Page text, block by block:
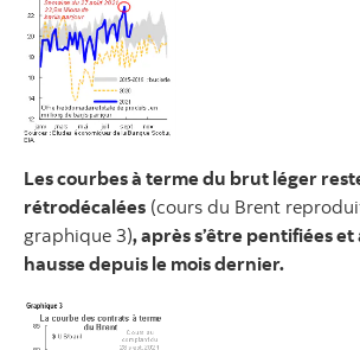
Les courbes à terme du brut léger
rétrodécalées (cours du Brent
graphique 3), après s’être pentifiées
hausse depuis le mois dernier.